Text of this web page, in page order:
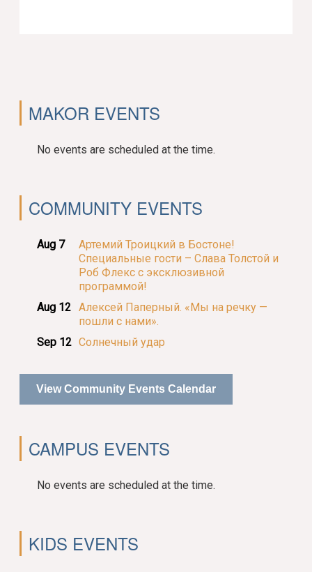
MAKOR EVENTS
No events are scheduled at the time.
COMMUNITY EVENTS
Aug 7
Артемий Троицкий в Бостоне!
Специальные гости – Слава Толстой и
Роб Флекс с эксклюзивной
программой!
Aug 12 Алексей Паперный. «Мы на речку —
пошли с нами».
Sep 12 Солнечный удар
View Community Events Calendar
CAMPUS EVENTS
No events are scheduled at the time.
KIDS EVENTS